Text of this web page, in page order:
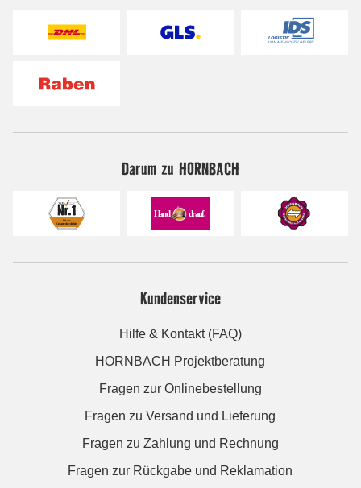
Darum zu HORNBACH
Kundenservice
Hilfe & Kontakt (FAQ)
HORNBACH Projektberatung
Fragen zur Onlinebestellung
Fragen zu Versand und Lieferung
Fragen zu Zahlung und Rechnung
Fragen zur Rückgabe und Reklamation